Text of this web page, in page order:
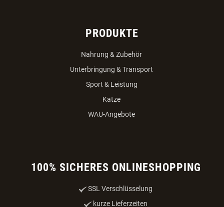
PRODUKTE
Nahrung & Zubehör
Unterbringung & Transport
Sport & Leistung
Katze
WAU-Angebote
100% SICHERES ONLINESHOPPING
SSL Verschlüsselung
kurze Lieferzeiten